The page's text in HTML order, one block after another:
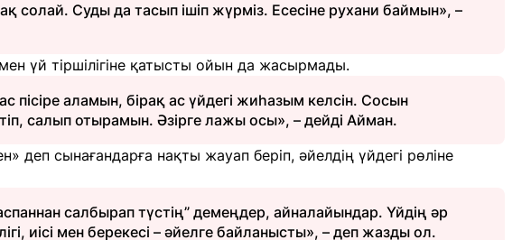
солай. Суды да тасып ішіп жүрміз. Есесіне рухани баймын», –
үй тіршілігіне қатысты ойын да жасырмады.
ас пісіре аламын, бірақ ас үйдегі жиһазым келсін. Сосын
салып отырамын. Әзірге лажы осы», – дейді Айман.
деп сынағандарға нақты жауап беріп, әйелдің үйдегі рөліне
салбырап түстің” демеңдер, айналайындар. Үйдің әр
иісі мен берекесі – әйелге байланысты», – деп жазды ол.